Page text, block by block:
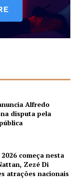
Alfredo
disputa pela
começa nesta
Zezé Di
atrações nacionais